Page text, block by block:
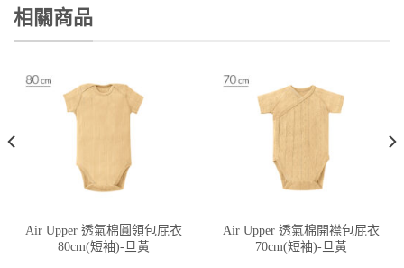
相關商品
Air Upper 透氣棉圓領包屁衣
80cm(短袖)-旦黃
Air Upper 透氣棉開襟包屁衣
70cm(短袖)-旦黃